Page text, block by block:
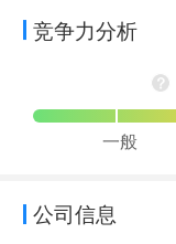
竞争力分析
一般
公司信息